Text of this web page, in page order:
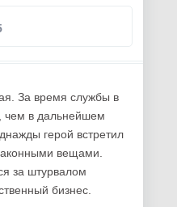
За время службы в
чем в дальнейшем
герой встретил
вещами.
за штурвалом
бизнес.